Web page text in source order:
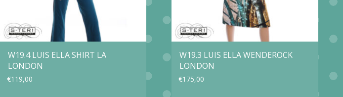
W19.4 LUIS ELLA SHIRT LA
LONDON
€119,00
W19.3 LUIS ELLA WENDEROCK
LONDON
€175,00